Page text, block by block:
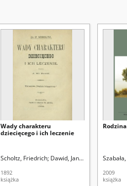
Wady charakteru
dziecięcego i ich leczenie
Scholtz, Friedrich Dawid, Jan Władysław
1892
książka
2009
książka